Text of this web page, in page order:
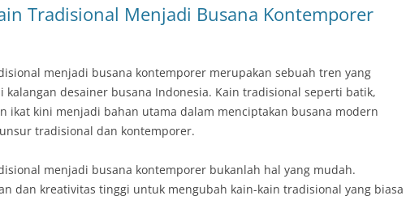
Tradisional Menjadi Busana Kontemporer
menjadi busana kontemporer merupakan sebuah tren yang
kalangan desainer busana Indonesia. Kain tradisional seperti batik,
ikat kini menjadi bahan utama dalam menciptakan busana modern
tradisional dan kontemporer.
menjadi busana kontemporer bukanlah hal yang mudah.
dan kreativitas tinggi untuk mengubah kain-kain tradisional yang biasa